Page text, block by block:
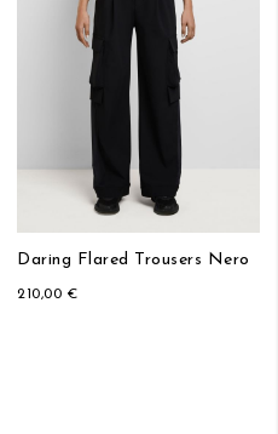
Daring Flared Trousers Nero
210,00 €